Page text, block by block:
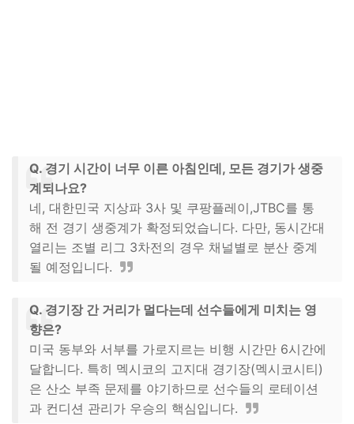
Q. 경기 시간이 너무 이른 아침인데, 모든 경기가 생중
계되나요?
네, 대한민국 지상파 3사 및 쿠팡플레이,JTBC를 통
해 전 경기 생중계가 확정되었습니다. 다만, 동시간대
열리는 조별 리그 3차전의 경우 채널별로 분산 중계
될 예정입니다.
Q. 경기장 간 거리가 멀다는데 선수들에게 미치는 영
향은?
미국 동부와 서부를 가로지르는 비행 시간만 6시간에
달합니다. 특히 멕시코의 고지대 경기장(멕시코시티)
은 산소 부족 문제를 야기하므로 선수들의 로테이션
과 컨디션 관리가 우승의 핵심입니다.